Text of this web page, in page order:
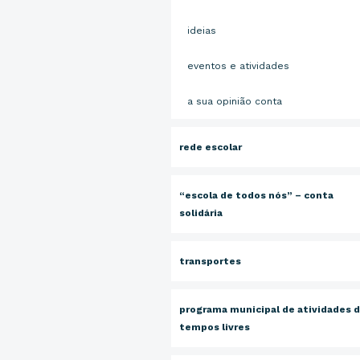
ideias
eventos e atividades
a sua opinião conta
rede escolar
“escola de todos nós” – conta
solidária
transportes
programa municipal de atividades
tempos livres